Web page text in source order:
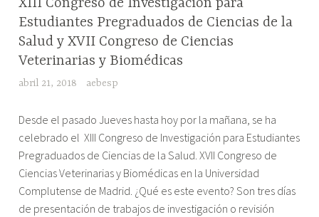
UAH
DE
EVENTOS
Estudiantes Pregraduados de Ciencias de la
Salud y XVII Congreso de Ciencias
Veterinarias y Biomédicas
abril 21, 2018 aebesp
"XIII
Congreso
de
Investigación
para
Estudiantes
Desde el pasado Jueves hasta hoy por la mañana, se ha
celebrado el XIII Congreso de Investigación para Estudiantes
Pregraduados de Ciencias de la Salud. XVII Congreso de
Ciencias Veterinarias y Biomédicas en la Universidad
Complutense de Madrid. ¿Qué es este evento? Son tres días
de presentación de trabajos de investigación o revisión